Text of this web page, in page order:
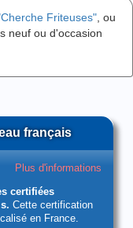
Friteuses" , ou
neuf ou d'occasion
français
Plus d'informations
certifiées
Cette certification
en France.